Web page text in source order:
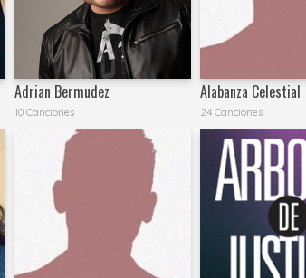
Adrian Bermudez
10 Canciones
Alabanza Celestial
24 Canciones